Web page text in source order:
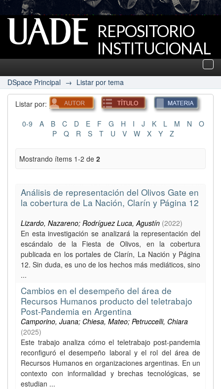
REPOSITORIO
INSTITUCIONAL
UADE
DSpace Principal → Listar por tema
Listar por:
0-9 A B C D E F G H I J K L M N
O
P
Q R S T U V W X Y Z
Mostrando ítems 1-2 de 2
Análisis de representación del Olivos Gate en
la cobertura de La Nación, Clarín y Página 12
Lizardo, Nazareno; Rodríguez Luca, Agustín (2022)
En esta investigación se analizará la representación del
escándalo de la Fiesta de Olivos, en la cobertura
publicada en los portales de Clarín, La Nación y Página
12. Sin duda, es uno de los hechos más mediáticos, sino
...
Cambios en el desempeño del área de
Recursos Humanos producto del teletrabajo
Post-Pandemia en Argentina
Camporino, Juana; Chiesa, Mateo; Petruccelli, Chiara
(2025)
Este trabajo analiza cómo el teletrabajo post-pandemia
reconfiguró el desempeño laboral y el rol del área de
Recursos Humanos en organizaciones argentinas. En un
contexto con informalidad y brechas tecnológicas, se
estudian ...